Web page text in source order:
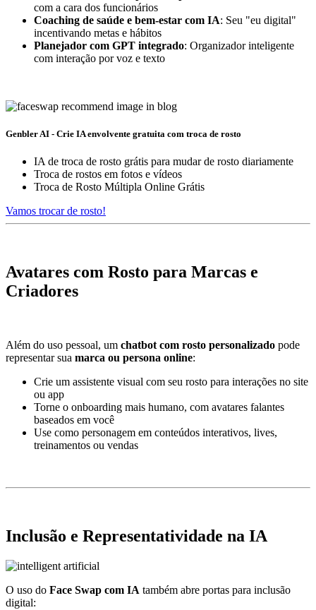
com a cara dos funcionários
Coaching de saúde e bem-estar com IA: Seu "eu digital"
incentivando metas e hábitos
Planejador com GPT integrado: Organizador inteligente
com interação por voz e texto
Genbler AI - Crie IA envolvente gratuita com troca de rosto
IA de troca de rosto grátis para mudar de rosto diariamente
Troca de rostos em fotos e vídeos
Troca de Rosto Múltipla Online Grátis
Vamos trocar de rosto!
Avatares com Rosto para Marcas e
Criadores
Além do uso pessoal, um chatbot com rosto personalizado pode
representar sua marca ou persona online:
Crie um assistente visual com seu rosto para interações no site
ou app
Torne o onboarding mais humano, com avatares falantes
baseados em você
Use como personagem em conteúdos interativos, lives,
treinamentos ou vendas
Inclusão e Representatividade na IA
O uso do Face Swap com IA também abre portas para inclusão
digital: